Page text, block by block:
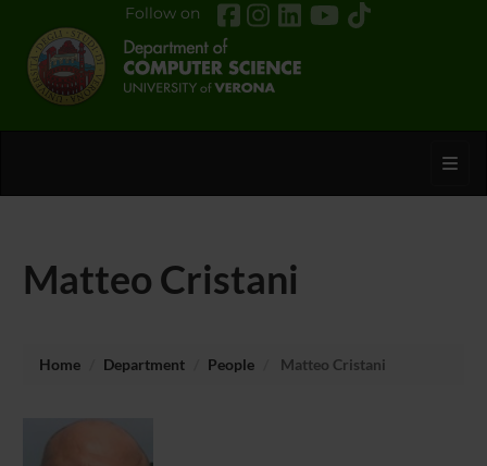
Follow on
Matteo Cristani
Home Department People Matteo Cristani